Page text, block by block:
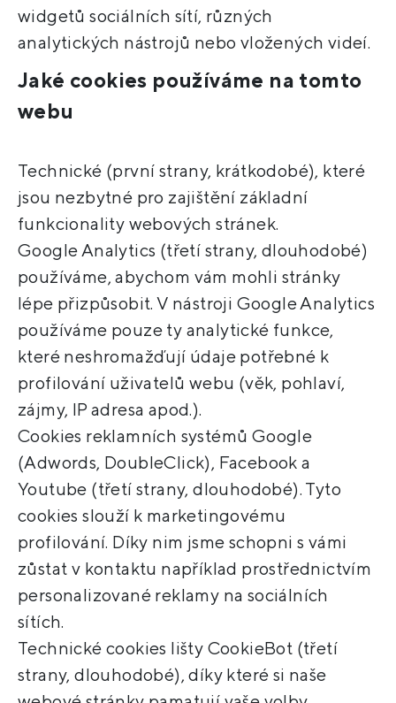
widgetů sociálních sítí, různých
analytických nástrojů nebo vložených videí.
Jaké cookies používáme na tomto
webu
Technické (první strany, krátkodobé), které
jsou nezbytné pro zajištění základní
funkcionality webových stránek.
Google Analytics (třetí strany, dlouhodobé)
používáme, abychom vám mohli stránky
lépe přizpůsobit. V nástroji Google Analytics
používáme pouze ty analytické funkce,
které neshromažďují údaje potřebné k
profilování uživatelů webu (věk, pohlaví,
zájmy, IP adresa apod.).
Cookies reklamních systémů Google
(Adwords, DoubleClick), Facebook a
Youtube (třetí strany, dlouhodobé). Tyto
cookies slouží k marketingovému
profilování. Díky nim jsme schopni s vámi
zůstat v kontaktu například prostřednictvím
personalizované reklamy na sociálních
sítích.
Technické cookies lišty CookieBot (třetí
strany, dlouhodobé), díky které si naše